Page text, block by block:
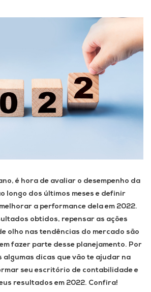
é hora de avaliar o desempenho da
longo dos últimos meses e definir
a performance dela em 2022.
obtidos, repensar as ações
olho nas tendências do mercado são
fazer parte desse planejamento. Por
algumas dicas que vão te ajudar na
seu escritório de contabilidade e
resultados em 2022. Confira!